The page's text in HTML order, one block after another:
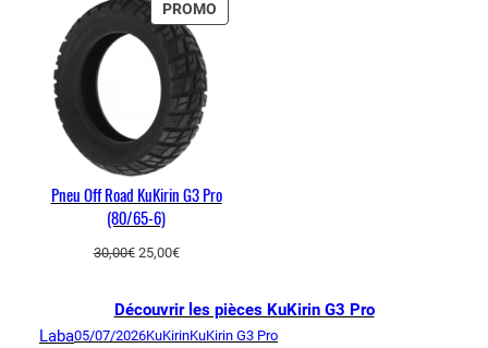
PROMO
EN
Pneu Off Road KuKirin G3 Pro
(80/65-6)
30,00€ Le
était :
30,00€.
25,00€Le
est :
25,00€.
Découvrir les pièces KuKirin G3 Pro
Laba05/07/2026KuKirinKuKirin G3 Pro